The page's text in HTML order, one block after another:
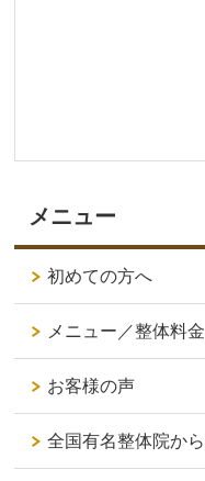
メニュー
初めての方へ
メニュー／整体料金
お客様の声
全国有名整体院か